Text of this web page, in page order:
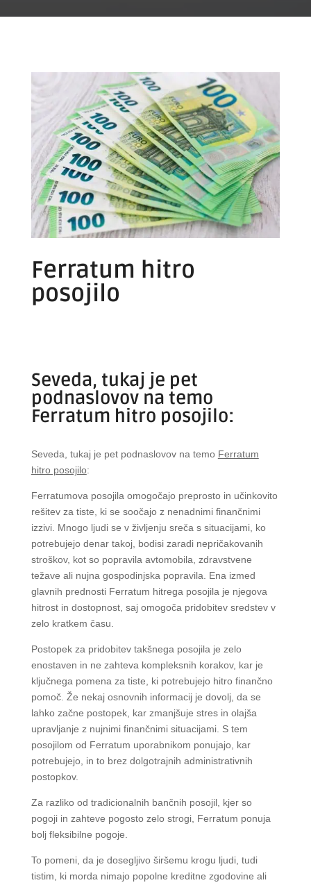
Ferratum hitro
posojilo
Seveda, tukaj je pet
podnaslovov na temo
Ferratum hitro posojilo:
Seveda, tukaj je pet podnaslovov na temo Ferratum
hitro posojilo:
Ferratumova posojila omogočajo preprosto in učinkovito
rešitev za tiste, ki se soočajo z nenadnimi finančnimi
izzivi. Mnogo ljudi se v življenju sreča s situacijami, ko
potrebujejo denar takoj, bodisi zaradi nepričakovanih
stroškov, kot so popravila avtomobila, zdravstvene
težave ali nujna gospodinjska popravila. Ena izmed
glavnih prednosti Ferratum hitrega posojila je njegova
hitrost in dostopnost, saj omogoča pridobitev sredstev v
zelo kratkem času.
Postopek za pridobitev takšnega posojila je zelo
enostaven in ne zahteva kompleksnih korakov, kar je
ključnega pomena za tiste, ki potrebujejo hitro finančno
pomoč. Že nekaj osnovnih informacij je dovolj, da se
lahko začne postopek, kar zmanjšuje stres in olajša
upravljanje z nujnimi finančnimi situacijami. S tem
posojilom od Ferratum uporabnikom ponujajo, kar
potrebujejo, in to brez dolgotrajnih administrativnih
postopkov.
Za razliko od tradicionalnih bančnih posojil, kjer so
pogoji in zahteve pogosto zelo strogi, Ferratum ponuja
bolj fleksibilne pogoje.
To pomeni, da je dosegljivo širšemu krogu ljudi, tudi
tistim, ki morda nimajo popolne kreditne zgodovine ali